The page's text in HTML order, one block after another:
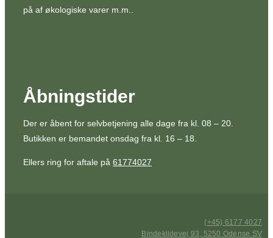
på af økologiske varer m.m..
Åbningstider
Der er åbent for selvbetjening alle dage fra kl. 08 – 20.
Butikken er bemandet onsdag fra kl. 16 – 18.
Ellers ring for aftale på 61774027
(+45) 6177 4027
Bindekildevej 93, 5250 Odense SV